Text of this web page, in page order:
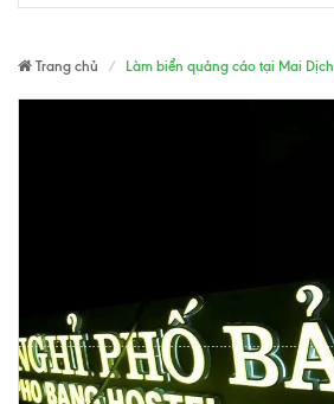
Trang chủ Làm biển quảng cáo tại Mai Dịch